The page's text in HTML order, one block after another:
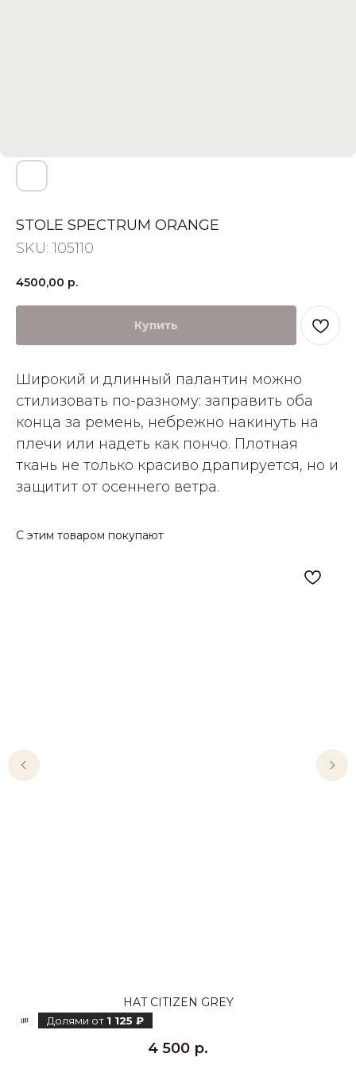
STOLE SPECTRUM ORANGE
SKU: 105110
4500,00 р.
Купить
Широкий и длинный палантин можно
стилизовать по-разному: заправить оба
конца за ремень, небрежно накинуть на
плечи или надеть как пончо. Плотная
ткань не только красиво драпируется, но и
защитит от осеннего ветра.
С этим товаром покупают
HAT CITIZEN GREY
Долями от 1 125 ₽
4 500 р.